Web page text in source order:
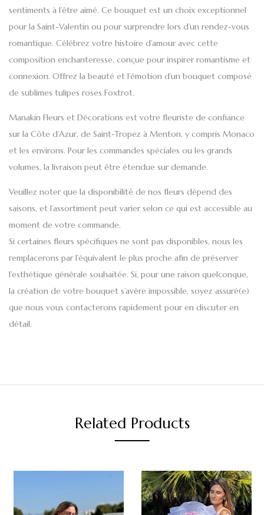
sentiments à l’être aimé. Ce bouquet est un choix exceptionnel
pour la Saint-Valentin ou pour surprendre lors d’un rendez-vous
romantique. Célébrez votre histoire d’amour avec cette
composition enchanteresse, conçue pour inspirer romantisme et
connexion. Offrez la beauté et l’émotion d’un bouquet composé
de sublimes tulipes roses Foxtrot.
Manakin Fleurs et Décorations est votre fleuriste de confiance
surla Côte d’Azur, de Saint-Tropez à Menton, y compris Monaco
et les environs. Pour les commandes spéciales ou les grands
volumes, la livraison peut être étendue sur demande.
Veuillez noter que la disponibilité de nos fleurs dépend des
saisons, et l’assortiment peut varier selon ce qui est accessible au
moment de votre commande.
Si certaines fleurs spécifiques ne sont pas disponibles, nous les
remplacerons par l’équivalent le plus proche afin de préserver
l’esthétique générale souhaitée. Si, pour une raison quelconque,
la création de votre bouquet s’avère impossible, soyez assuré(e)
que nous vous contacterons rapidement pour en discuter en
détail.
Related Products